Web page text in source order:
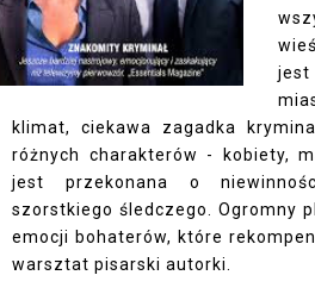
klimat, ciekawa zagadka
różnych charakterów - kobiety,
jest przekonana o
szorstkiego śledczego. Ogromny
emocji bohaterów, które
warsztat pisarski autorki.